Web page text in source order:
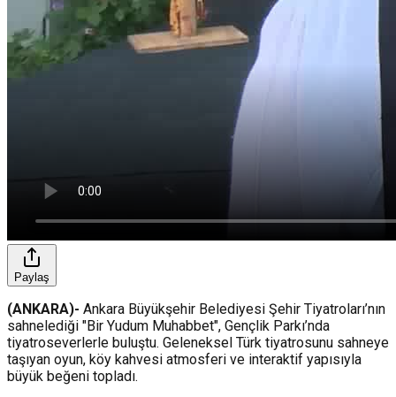
Paylaş
(ANKARA)- Ankara Büyükşehir Belediyesi Şehir Tiyatroları’nın
sahnelediği "Bir Yudum Muhabbet", Gençlik Parkı’nda
tiyatroseverlerle buluştu. Geleneksel Türk tiyatrosunu sahneye
taşıyan oyun, köy kahvesi atmosferi ve interaktif yapısıyla
büyük beğeni topladı.